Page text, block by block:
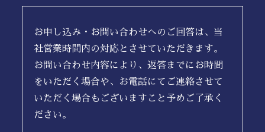
お申し込み・お問い合わせへのご回答は、当
社営業時間内の対応とさせていただきます。
お問い合わせ内容により、返答までにお時間
をいただく場合や、お電話にてご連絡させて
いただく場合もございますこと予めご了承く
ださい。